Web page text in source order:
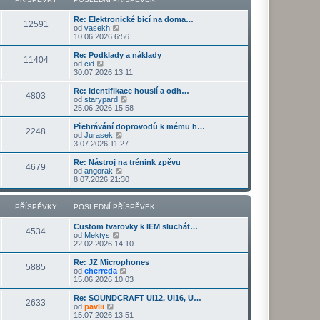
í
s
v
e
d
n
í
p
ř
í
s
ě
v
e
k
o
s
l
d
n
í
ř
í
s
p
ě
v
e
k
t
o
s
l
d
n
í
ř
í
s
ě
v
e
12591
Re: Elektronické bicí na doma…
od vasekh
o
b
r
a
z
p
o
s
e
d
n
í
p
ř
í
s
ě
v
e
10.06.2026 6:56
11404
Re: Podklady a náklady
od cid
o
b
r
a
z
t
p
o
s
e
d
n
í
ř
í
s
p
ě
v
e
k
30.07.2026 13:11
4803
Re: Identifikace houslí a odh…
od starypard
o
b
r
z
t
p
o
s
l
d
n
í
ř
í
s
ě
v
e
25.06.2026 15:58
2248
Přehrávání doprovodů k mému h…
od Jurasek
o
b
r
z
t
p
o
s
l
d
n
í
p
ř
í
s
ě
3.07.2026 11:27
4679
Re: Nástroj na trénink zpěvu
od angorak
o
b
r
a
t
o
s
l
e
d
n
í
ř
8.07.2026 21:30
PŘÍSPĚVKY POSLEDNÍ PŘÍSPĚVEK
4534
Custom tvarovky k IEM sluchát…
od Mektys
o
b
r
a
z
t
p
o
22.02.2026 14:10
5885
Re: JZ Microphones
od cherreda
o
b
r
z
15.06.2026 10:03
2633
Re: SOUNDCRAFT Ui12, Ui16, U…
od pavlii
o
15.07.2026 13:51